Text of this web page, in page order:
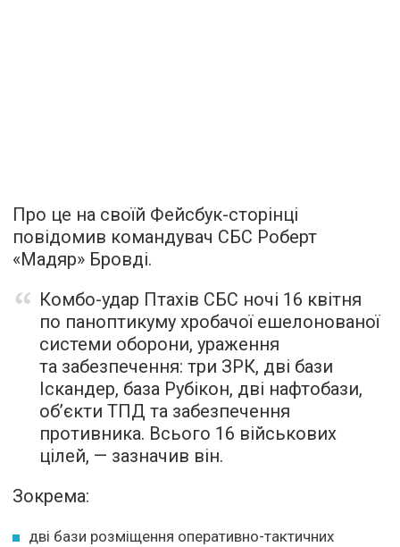
Про це на своїй Фейсбук-сторінці
повідомив командувач СБС Роберт
«Мадяр» Бровді.
Комбо-удар Птахів СБС ночі 16 квітня
по паноптикуму хробачої ешелонованої
системи оборони, ураження
та забезпечення: три ЗРК, дві бази
Іскандер, база Рубікон, дві нафтобази,
обʼєкти ТПД та забезпечення
противника. Всього 16 військових
цілей, — зазначив він.
Зокрема:
дві бази розміщення оперативно-тактичних